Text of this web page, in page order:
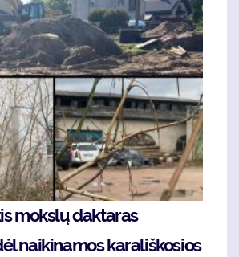
mokslų daktaras
naikinamos karališkosios